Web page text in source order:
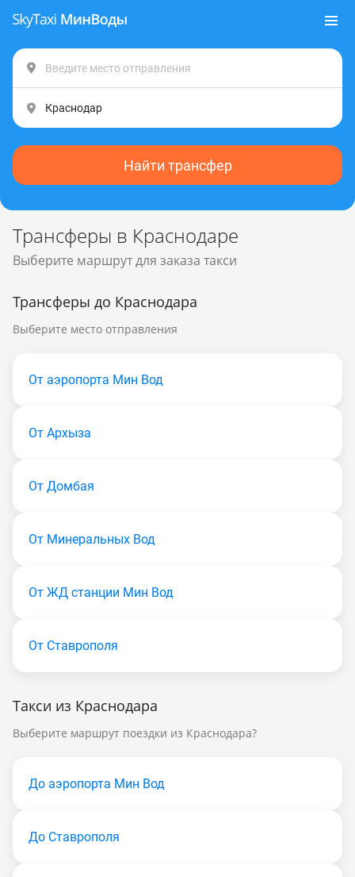
Найти трансфер
Трансферы в Краснодаре
Выберите маршрут для заказа такси
Трансферы до Краснодара
Выберите место отправления
От аэропорта Мин Вод
От Архыза
От Домбая
От Минеральных Вод
От ЖД станции Мин Вод
От Ставрополя
Такси из Краснодара
Выберите маршрут поездки из Краснодара?
До аэропорта Мин Вод
До Ставрополя